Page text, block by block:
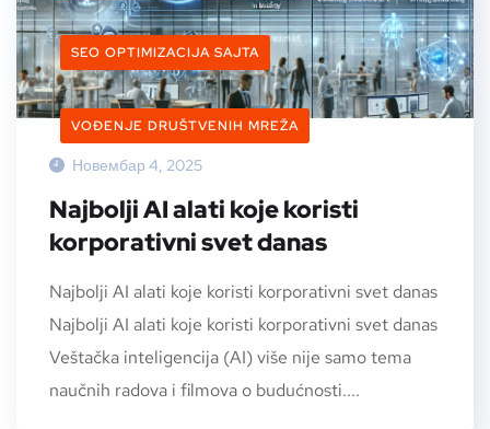
SEO OPTIMIZACIJA SAJTA
VOĐENJE DRUŠTVENIH MREŽA
Новембар 4, 2025
Najbolji AI alati koje koristi
korporativni svet danas
Najbolji AI alati koje koristi korporativni svet danas
Najbolji AI alati koje koristi korporativni svet danas
Veštačka inteligencija (AI) više nije samo tema
naučnih radova i filmova o budućnosti....